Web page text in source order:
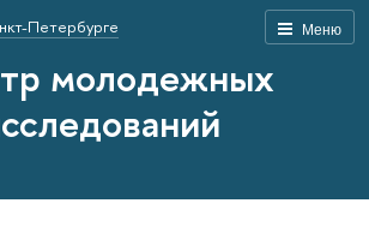
Меню
Петербурге
молодежных